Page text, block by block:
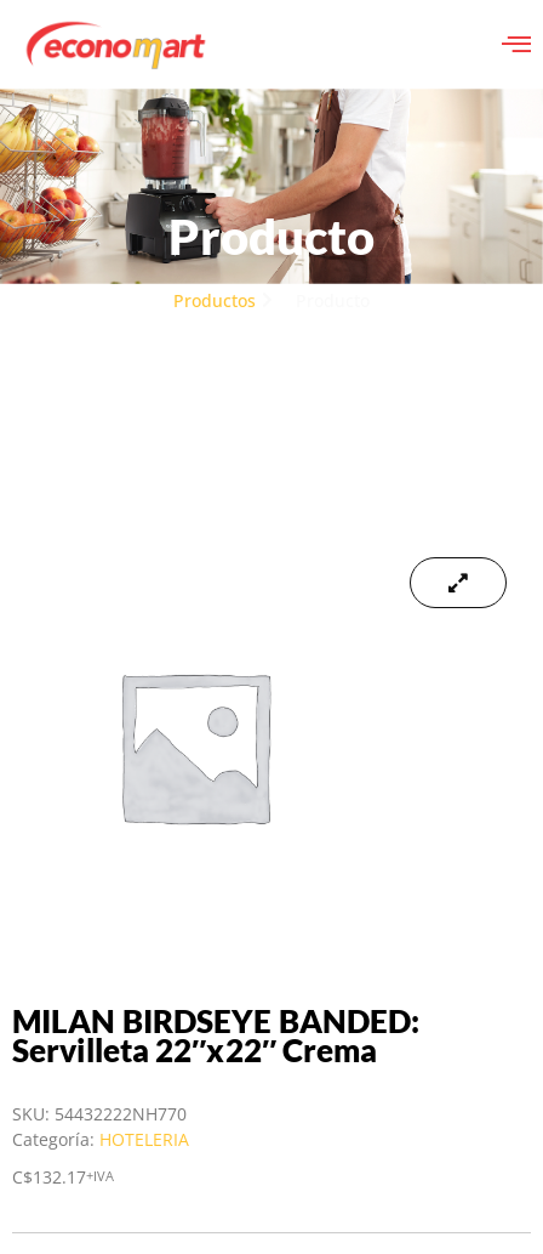
Producto
Productos
MILAN BIRDSEYE BANDED:
Servilleta 22″x22″ Crema
SKU: 54432222NH770
Categoría: HOTELERIA
C$132.17+IVA